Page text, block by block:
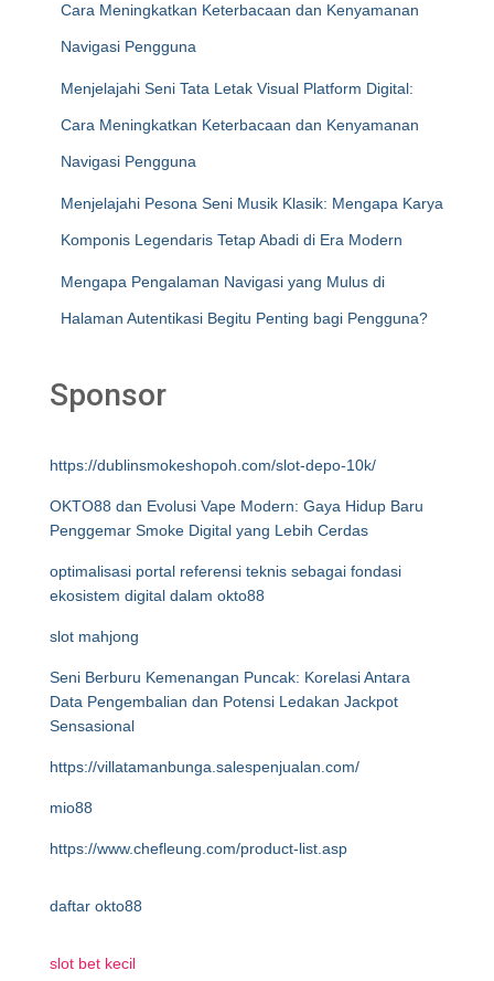
Cara Meningkatkan Keterbacaan dan Kenyamanan
Navigasi Pengguna
Menjelajahi Seni Tata Letak Visual Platform Digital:
Cara Meningkatkan Keterbacaan dan Kenyamanan
Navigasi Pengguna
Menjelajahi Pesona Seni Musik Klasik: Mengapa Karya
Komponis Legendaris Tetap Abadi di Era Modern
Mengapa Pengalaman Navigasi yang Mulus di
Halaman Autentikasi Begitu Penting bagi Pengguna?
Sponsor
https://dublinsmokeshopoh.com/slot-depo-10k/
OKTO88 dan Evolusi Vape Modern: Gaya Hidup Baru
Penggemar Smoke Digital yang Lebih Cerdas
optimalisasi portal referensi teknis sebagai fondasi
ekosistem digital dalam okto88
slot mahjong
Seni Berburu Kemenangan Puncak: Korelasi Antara
Data Pengembalian dan Potensi Ledakan Jackpot
Sensasional
https://villatamanbunga.salespenjualan.com/
mio88
https://www.chefleung.com/product-list.asp
daftar okto88
slot bet kecil